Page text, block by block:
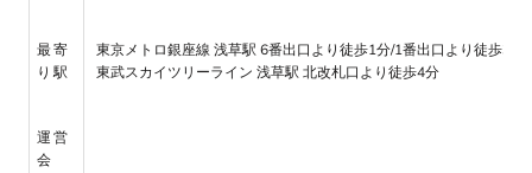
最寄
り駅
東京メトロ銀座線 浅草駅 6番出口より徒歩1分/1番出口より徒歩3分
東武スカイツリーライン 浅草駅 北改札口より徒歩4分
運営
会